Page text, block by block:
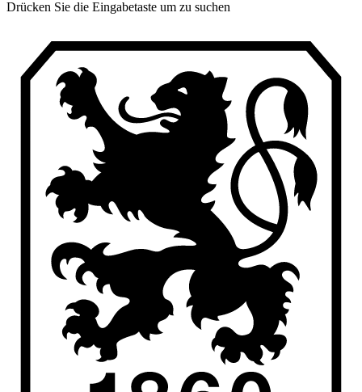
Drücken Sie die Eingabetaste um zu suchen